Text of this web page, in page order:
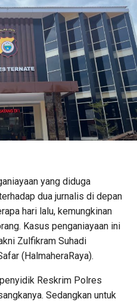
yang diduga
dua jurnalis di depan
hari lalu, kemungkinan
Kasus penganiayaan ini
Zulfikram Suhadi
(HalmaheraRaya).
Reskrim Polres
Sedangkan untuk